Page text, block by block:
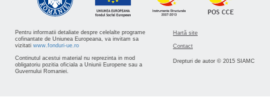
Pentru informatii detaliate despre celelalte programe
cofinantate de Uniunea Europeana, va invitam sa
vizitati www.fonduri-ue.ro
Continutul acestui material nu reprezinta in mod
obligatoriu pozitia oficiala a Uniunii Europene sau a
Guvernului Romaniei.
Hartă site
Contact
Drepturi de autor © 2015 SIAMC